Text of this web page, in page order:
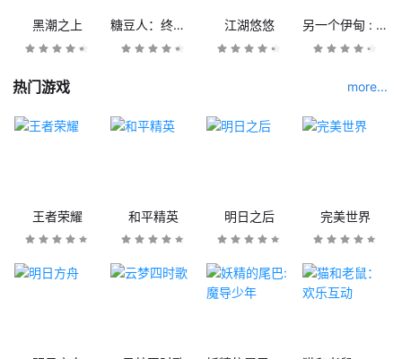
黑潮之上 糖豆人：终极淘汰赛 江湖悠悠 另一个伊甸 : 超越时空的猫
热门游戏 more...
王者荣耀 和平精英 明日之后 完美世界